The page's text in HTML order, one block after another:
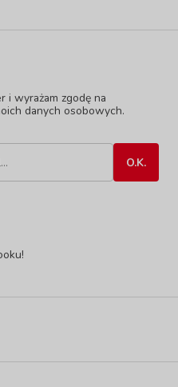
i wyrażam zgodę na
danych osobowych.